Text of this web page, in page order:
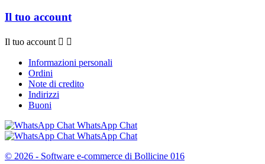
Il tuo account
Il tuo account  
Informazioni personali
Ordini
Note di credito
Indirizzi
Buoni
WhatsApp Chat
WhatsApp Chat
© 2026 - Software e-commerce di Bollicine 016